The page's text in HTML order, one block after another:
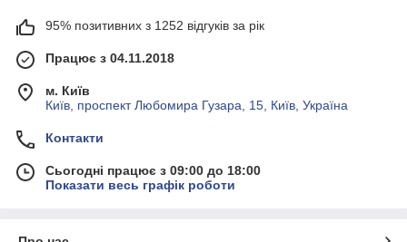
95% позитивних з 1252 відгуків за рік
Працює з 04.11.2018
м. Київ
Київ, проспект Любомира Гузара, 15, Київ, Україна
Контакти
Сьогодні працює з 09:00 до 18:00
Показати весь графік роботи